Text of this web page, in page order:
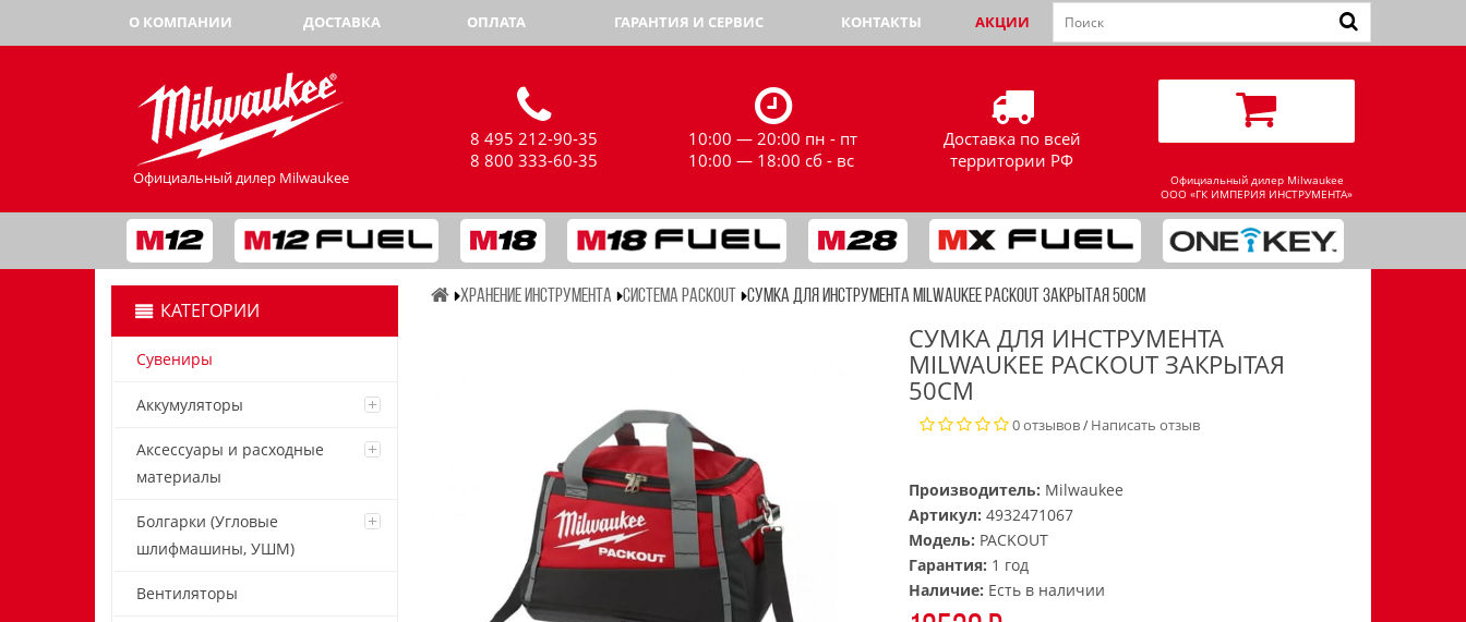
О КОМПАНИИ ДОСТАВКА ОПЛАТА ГАРАНТИЯ И СЕРВИС КОНТАКТЫ АКЦИИ
Официальный дилер Milwaukee
8 495 212-90-35
8 800 333-60-35
10:00 — 20:00 пн - пт
10:00 — 18:00 сб - вс
Доставка по всей
территории РФ
Официальный дилер Milwaukee
ООО «ГК ИМПЕРИЯ ИНСТРУМЕНТА»
КАТЕГОРИИ
Сувениры
Аккумуляторы
Аксессуары и расходные
материалы
Болгарки (Угловые
шлифмашины, УШМ)
Вентиляторы
ХРАНЕНИЕ ИНСТРУМЕНТА СИСТЕМА PACKOUT СУМКА ДЛЯ ИНСТРУМЕНТА MILWAUKEE PACKOUT ЗАКРЫТАЯ 50СМ
СУМКА ДЛЯ ИНСТРУМЕНТА
MILWAUKEE PACKOUT ЗАКРЫТАЯ
50СМ
0 отзывов/ Написать отзыв
Производитель: Milwaukee
Артикул:4932471067
Модель: PACKOUT
Гарантия: 1 год
Наличие: Есть в наличии